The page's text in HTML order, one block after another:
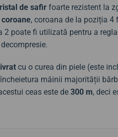
de safir foarte rezistent la
, coroana de la poziția
2 poate fi utilizată pentru a regla
cu o curea din piele (este
mâinii majorității
ceas este de 300 m, deci